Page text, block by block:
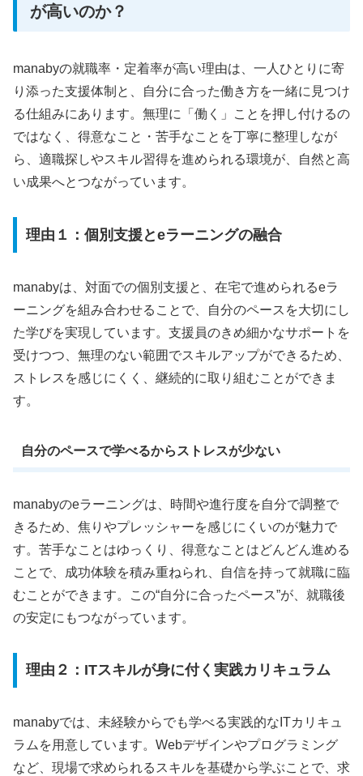
が高いのか？
manabyの就職率・定着率が高い理由は、一人ひとりに寄
り添った支援体制と、自分に合った働き方を一緒に見つけ
る仕組みにあります。無理に「働く」ことを押し付けるの
ではなく、得意なこと・苦手なことを丁寧に整理しなが
ら、適職探しやスキル習得を進められる環境が、自然と高
い成果へとつながっています。
理由１：個別支援とeラーニングの融合
manabyは、対面での個別支援と、在宅で進められるeラ
ーニングを組み合わせることで、自分のペースを大切にし
た学びを実現しています。支援員のきめ細かなサポートを
受けつつ、無理のない範囲でスキルアップができるため、
ストレスを感じにくく、継続的に取り組むことができま
す。
自分のペースで学べるからストレスが少ない
manabyのeラーニングは、時間や進行度を自分で調整で
きるため、焦りやプレッシャーを感じにくいのが魅力で
す。苦手なことはゆっくり、得意なことはどんどん進める
ことで、成功体験を積み重ねられ、自信を持って就職に臨
むことができます。この“自分に合ったペース”が、就職後
の安定にもつながっています。
理由２：ITスキルが身に付く実践カリキュラム
manabyでは、未経験からでも学べる実践的なITカリキュ
ラムを用意しています。Webデザインやプログラミング
など、現場で求められるスキルを基礎から学ぶことで、求